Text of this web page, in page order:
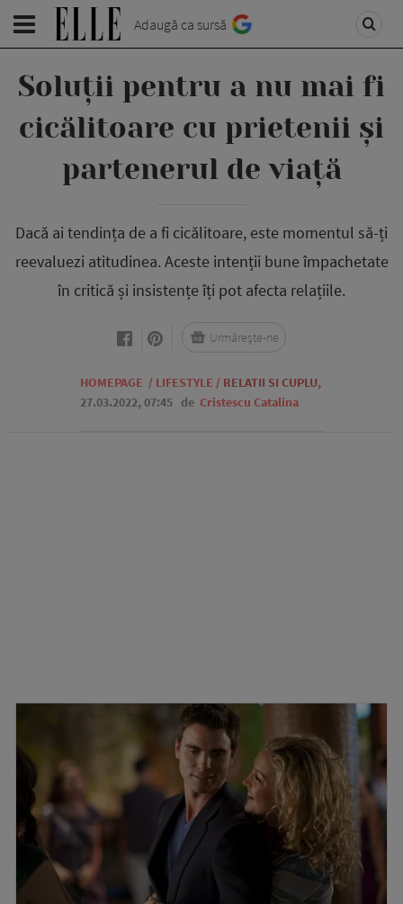
Adaugă ca sursă
Soluții pentru a nu mai fi
cicălitoare cu prietenii și
partenerul de viață
Dacă ai tendința de a fi cicălitoare, este momentul să-ți
reevaluezi atitudinea. Aceste intenții bune împachetate
în critică și insistențe îți pot afecta relațiile.
HOMEPAGE / LIFESTYLE / RELATII SI CUPLU,
27.03.2022, 07:45 de Cristescu Catalina
Urmărește-ne